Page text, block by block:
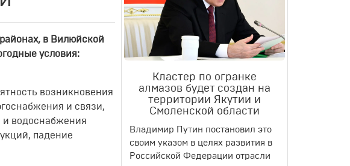
в Вилюйской
условия:
возникновения
и связи,
и водоснабжения
падение
Кластер по огранке
алмазов будет создан на
территории Якутии и
Смоленской области
Владимир Путин постановил это
своим указом в целях развития в
Российской Федерации отрасли